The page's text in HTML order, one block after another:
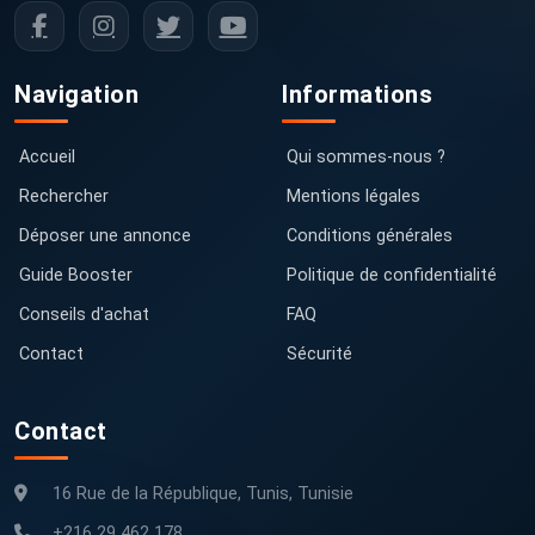
Navigation
Accueil
Rechercher
Déposer une annonce
Guide Booster
Conseils d'achat
Contact
Informations
Qui sommes-nous ?
Mentions légales
Conditions générales
Politique de confidentialité
FAQ
Sécurité
Contact
16 Rue de la République, Tunis, Tunisie